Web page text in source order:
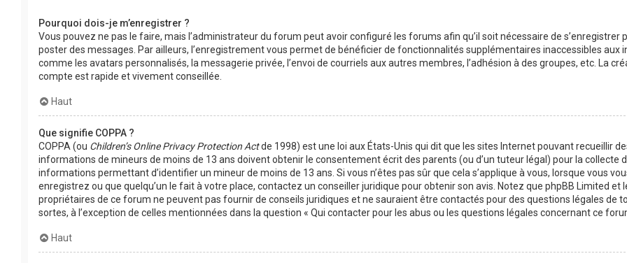
Pourquoi dois-je m’enregistrer ?
Vous pouvez ne pas le faire, mais l’administrateur du forum peut avoir configuré les forums afin qu’il soit nécessaire de s’enregistrer
poster des messages. Par ailleurs, l’enregistrement vous permet de bénéficier de fonctionnalités supplémentaires inaccessibles aux
comme les avatars personnalisés, la messagerie privée, l’envoi de courriels aux autres membres, l’adhésion à des groupes, etc. La
compte est rapide et vivement conseillée.
Haut
Que signifie COPPA ?
COPPA (ou Children’s Online Privacy Protection Actde 1998) est une loi aux États-Unis qui dit que les sites Internet pouvant recueillir
informations de mineurs de moins de 13 ans doivent obtenir le consentement écrit des parents (ou d’un tuteur légal) pour la collecte
informations permettant d’identifier un mineur de moins de 13 ans. Si vous n’êtes pas sûr que cela s’applique à vous, lorsque vous
enregistrez ou que quelqu’un le fait à votre place, contactez un conseiller juridique pour obtenir son avis. Notez que phpBB Limited et
propriétaires de ce forum ne peuvent pas fournir de conseils juridiques et ne sauraient être contactés pour des questions légales de
sortes, à l’exception de celles mentionnées dans la question « Qui contacter pour les abus ou les questions légales concernant ce
Haut